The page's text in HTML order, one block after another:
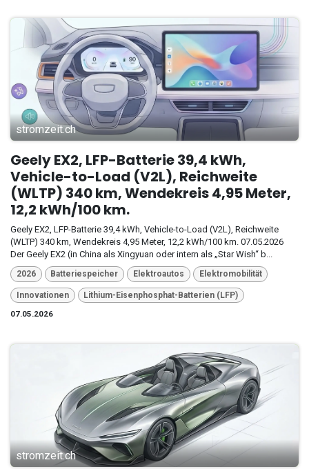
stromzeit.ch
Geely EX2, LFP-Batterie 39,4 kWh,
Vehicle-to-Load (V2L), Reichweite
(WLTP) 340 km, Wendekreis 4,95 Meter,
12,2 kWh/100 km.
Geely EX2, LFP-Batterie 39,4 kWh, Vehicle-to-Load (V2L), Reichweite
(WLTP) 340 km, Wendekreis 4,95 Meter, 12,2 kWh/100 km. 07.05.2026
Der Geely EX2 (in China als Xingyuan oder intern als „Star Wish“ b...
2026 Batteriespeicher Elektroautos Elektromobilität
Innovationen
Lithium-Eisenphosphat-Batterien (LFP)
07.05.2026
stromzeit.ch